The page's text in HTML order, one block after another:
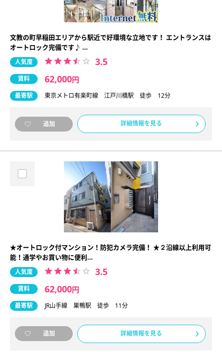
文教の町早稲田エリアから駅近で好環境な立地です！ エントランスは
オートロック完備です♪ …
人気度 3.5
賃料 62,000円
最寄駅 東京メトロ有楽町線 江戸川橋駅 徒歩 12分
追加 詳細情報を見る
★オートロック付マンション！防犯カメラ完備！ ★２沿線以上利用可
能！通学やお買い物に便利…
人気度 3.5
賃料 62,000円
最寄駅 JR山手線 巣鴨駅 徒歩 11分
追加 詳細情報を見る